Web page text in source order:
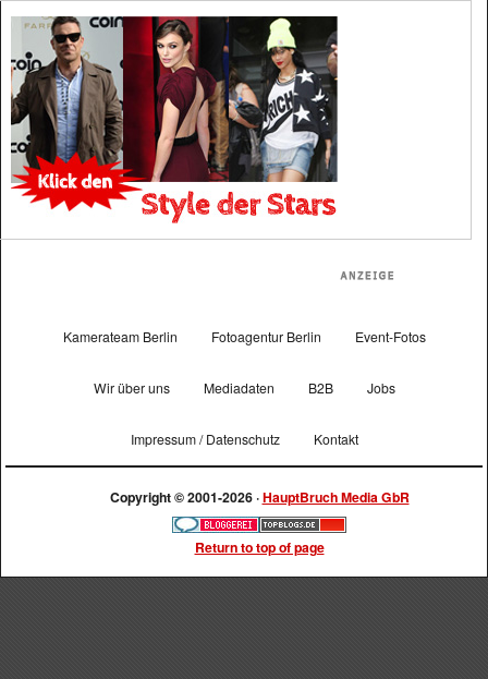
Kamerateam Berlin Fotoagentur Berlin Event-Fotos
Wir über uns Mediadaten B2B Jobs
Impressum / Datenschutz Kontakt
Copyright © 2001-2026 ·HauptBruch Media GbR
Return to top of page